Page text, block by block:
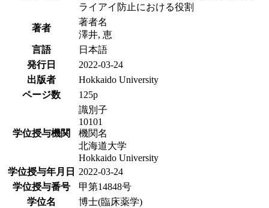
ライアイ防止における役割
著者
著者名
澤井, 恵
言語
日本語
発行日
2022-03-24
出版者
Hokkaido University
ページ数
125p
学位授与機関
識別子
10101
機関名
北海道大学
Hokkaido University
学位授与年月日
2022-03-24
学位授与番号
甲第14848号
学位名
博士(臨床薬学)